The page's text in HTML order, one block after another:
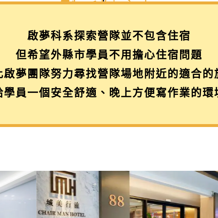
啟夢科系探索營隊並不包含住宿
但希望外縣市學員不用擔心住宿問題
啟夢團隊努力尋找營隊場地附近的適合的
學員一個安全舒適、晚上方便寫作業的環